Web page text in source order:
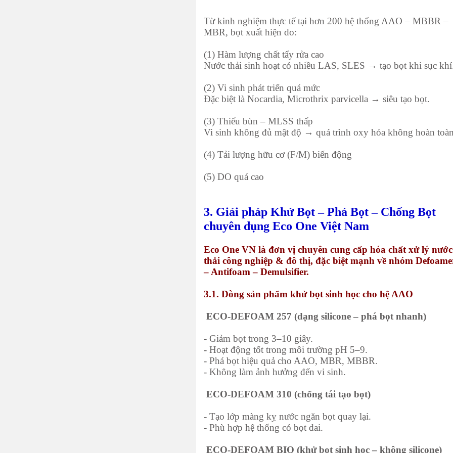
Từ kinh nghiệm thực tế tại hơn 200 hệ thống AAO – MBBR –
MBR, bọt xuất hiện do:
(1) Hàm lượng chất tẩy rửa cao
Nước thải sinh hoạt có nhiều LAS, SLES → tạo bọt khi sục
(2) Vi sinh phát triển quá mức
Đặc biệt là Nocardia, Microthrix parvicella → siêu tạo bọt.
(3) Thiếu bùn – MLSS thấp
Vi sinh không đủ mật độ → quá trình oxy hóa không hoàn
(4) Tải lượng hữu cơ (F/M) biến động
(5) DO quá cao
3. Giải pháp Khử Bọt – Phá Bọt – Chống Bọt
chuyên dụng Eco One Việt Nam
Eco One VN là đơn vị chuyên cung cấp hóa chất xử lý nước
thải công nghiệp & đô thị, đặc biệt mạnh về nhóm
– Antifoam – Demulsifier.
3.1. Dòng sản phẩm khử bọt sinh học cho hệ AAO
ECO-DEFOAM 257 (dạng silicone – phá bọt nhanh)
- Giảm bọt trong 3–10 giây.
- Hoạt động tốt trong môi trường pH 5–9.
- Phá bọt hiệu quả cho AAO, MBR, MBBR.
- Không làm ảnh hưởng đến vi sinh.
ECO-DEFOAM 310 (chống tái tạo bọt)
- Tạo lớp màng kỵ nước ngăn bọt quay lại.
- Phù hợp hệ thống có bọt dai.
ECO-DEFOAM BIO (khử bọt sinh học – không silicone)